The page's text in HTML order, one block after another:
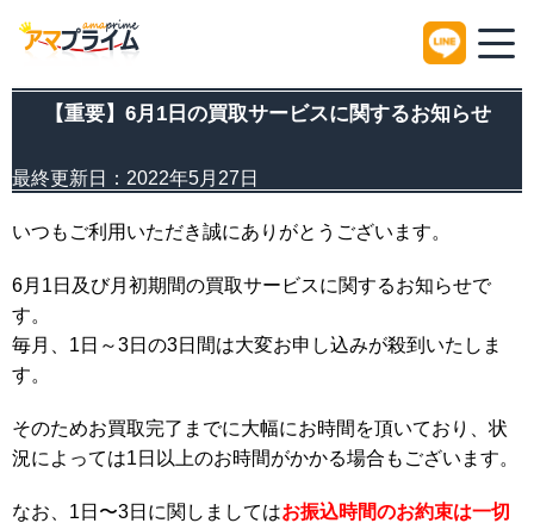
HOME Information 【重要】6月1日の買取サービスに関するお知らせ
【重要】6月1日の買取サービスに関するお知らせ
最終更新日： 2022年5月27日
いつもご利用いただき誠にありがとうございます。
6月1日及び月初期間の買取サービスに関するお知らせで
す。
毎月、1日～3日の3日間は大変お申し込みが殺到いたしま
す。
そのためお買取完了までに大幅にお時間を頂いており、状
況によっては1日以上のお時間がかかる場合もございます。
なお、1日〜3日に関しましてはお振込時間のお約束は一切